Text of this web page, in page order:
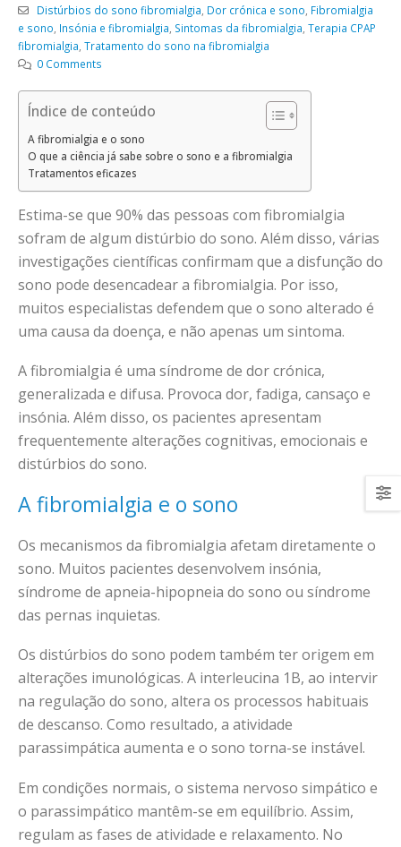
Distúrbios do sono fibromialgia Dor crónica e sono Fibromialgia
e sono Insónia e fibromialgia Sintomas da fibromialgia Terapia CPAP
fibromialgia Tratamento do sono na fibromialgia
0 Comments
Índice de conteúdo
A fibromialgia e o sono
O que a ciência já sabe sobre o sono e a fibromialgia
Tratamentos eficazes
Estima-se que 90% das pessoas com fibromialgia
sofram de algum distúrbio do sono. Além disso, várias
investigações científicas confirmam que a disfunção do
sono pode desencadear a fibromialgia. Por isso,
muitos especialistas defendem que o sono alterado é
uma causa da doença, e não apenas um sintoma.
A fibromialgia é uma síndrome de dor crónica,
generalizada e difusa. Provoca dor, fadiga, cansaço e
insónia. Além disso, os pacientes apresentam
frequentemente alterações cognitivas, emocionais e
distúrbios do sono.
A fibromialgia e o sono
Os mecanismos da fibromialgia afetam diretamente o
sono. Muitos pacientes desenvolvem insónia,
síndrome de apneia-hipopneia do sono ou síndrome
das pernas inquietas.
Os distúrbios do sono podem também ter origem em
alterações imunológicas. A interleucina 1B, ao intervir
na regulação do sono, altera os processos habituais
de descanso. Como resultado, a atividade
parassimpática aumenta e o sono torna-se instável.
Em condições normais, o sistema nervoso simpático e
o parassimpático mantêm-se em equilíbrio. Assim,
regulam as fases de atividade e relaxamento. No